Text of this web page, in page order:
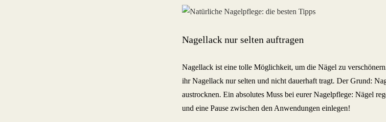
Nagellack nur selten auftragen
Nagellack ist eine tolle Möglichkeit, um die Nägel zu
ihr Nagellack nur selten und nicht dauerhaft tragt. Der Grund:
austrocknen. Ein absolutes Muss bei eurer Nagelpflege: Nägel
und eine Pause zwischen den Anwendungen einlegen!